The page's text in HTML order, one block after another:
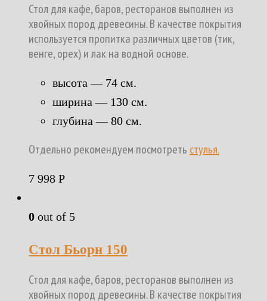
Стол для кафе, баров, ресторанов выполнен из
хвойных пород древесины. В качестве покрытия
используется пропитка различных цветов (тик,
венге, орех) и лак на водной основе.
высота — 74 см.
ширина — 130 см.
глубина — 80 см.
Отдельно рекомендуем посмотреть стулья.
7 998 Р
0 out of 5
Стол Бьорн 150
Стол для кафе, баров, ресторанов выполнен из
хвойных пород древесины. В качестве покрытия